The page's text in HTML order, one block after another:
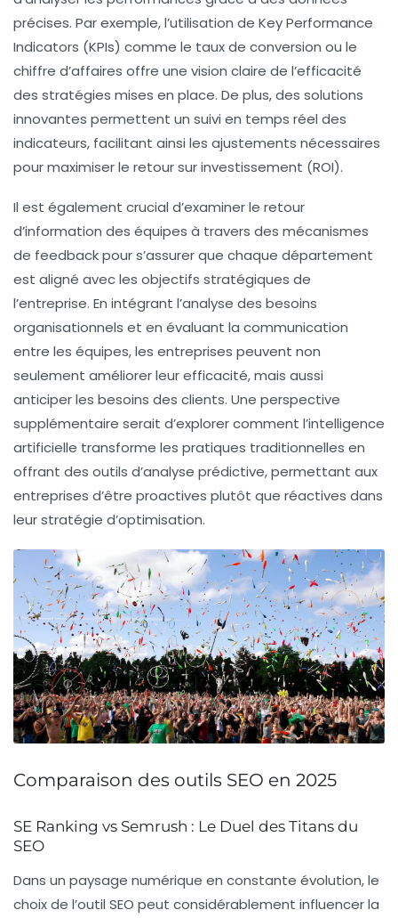
précises. Par exemple, l’utilisation de Key Performance
Indicators (KPIs) comme le taux de conversion ou le
chiffre d’affaires offre une vision claire de l’efficacité
des stratégies mises en place. De plus, des solutions
innovantes permettent un suivi en temps réel des
indicateurs, facilitant ainsi les ajustements nécessaires
pour maximiser le retour sur investissement (ROI).
Il est également crucial d’examiner le retour
d’information des équipes à travers des mécanismes
de feedbackpour s’assurer que chaque département
est aligné avec les objectifs stratégiques de
l’entreprise. En intégrant l’analyse des besoins
organisationnels et en évaluant la communication
entre les équipes, les entreprises peuvent non
seulement améliorer leur efficacité, mais aussi
anticiper les besoins des clients. Une perspective
supplémentaire serait d’explorer comment l’intelligence
artificielle transforme les pratiques traditionnelles en
offrant des outils d’analyse prédictive, permettant aux
entreprises d’être proactives plutôt que réactives dans
leur stratégie d’optimisation.
Comparaison des outils SEO en 2025
SE Ranking vs Semrush : Le Duel des Titans du
SEO
Dans un paysage numérique en constante évolution, le
choix de l’outil SEO peut considérablement influencer la